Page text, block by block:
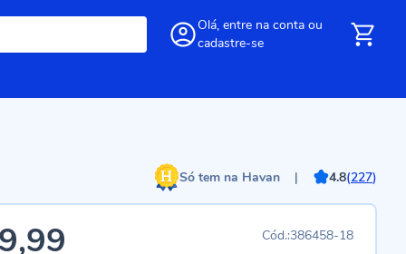
Olá, entre na conta ou
cadastre-se
Só tem na Havan | 4.8(227)
386458-18